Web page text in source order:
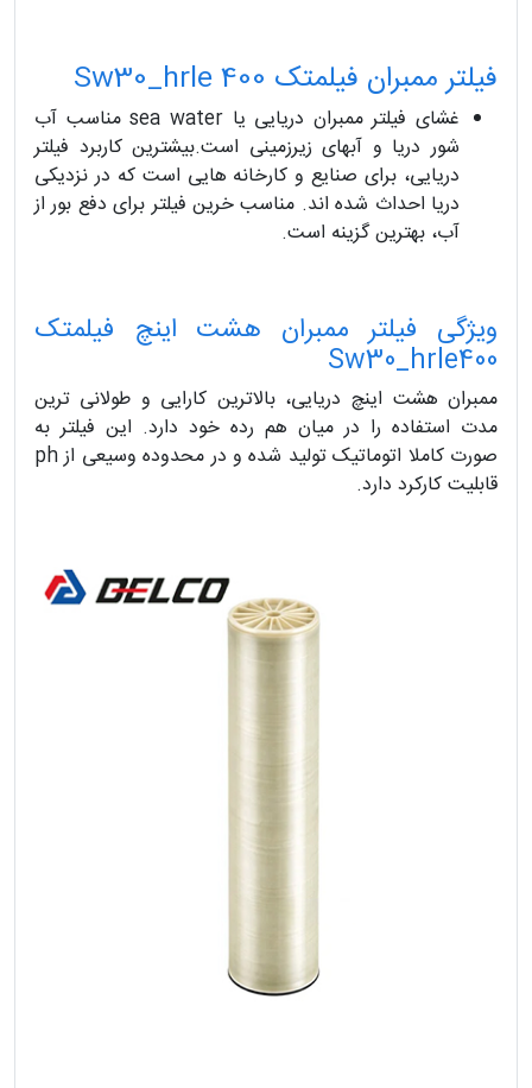
فیلتر ممبران فیلمتک Sw30_hrle 400
غشای فیلتر ممبران دریایی یا sea water مناسب آب
شور دریا و آبهای زیرزمینی است.بیشترین کاربرد فیلتر
دریایی، برای صنایع و کارخانه هایی است که در نزدیکی
دریا احداث شده اند. مناسب خرین فیلتر برای دفع بور از
آب، بهترین گزینه است.
ویژگی فیلتر ممبران هشت اینچ فیلمتک
Sw30_hrle400
ممبران هشت اینچ دریایی، بالاترین کارایی و طولانی ترین
مدت استفاده را در میان هم رده خود دارد. این فیلتر به
صورت کاملا اتوماتیک تولید شده و در محدوده وسیعی از ph
قابلیت کارکرد دارد.